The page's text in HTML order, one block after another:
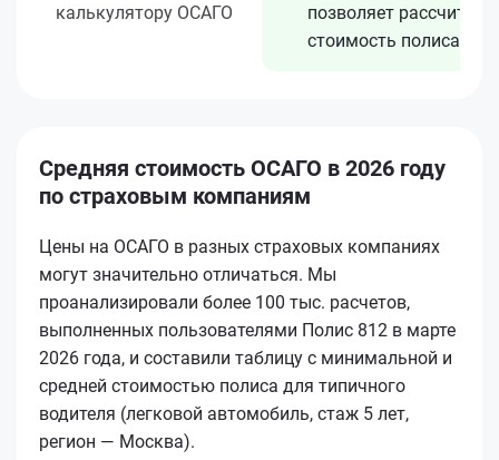
калькулятору ОСАГО
позволяет рассчитать
стоимость полиса
Средняя стоимость ОСАГО в 2026 году
по страховым компаниям
Цены на ОСАГО в разных страховых компаниях
могут значительно отличаться. Мы
проанализировали более 100 тыс. расчетов,
выполненных пользователями Полис 812 в марте
2026 года, и составили таблицу с минимальной и
средней стоимостью полиса для типичного
водителя (легковой автомобиль, стаж 5 лет,
регион — Москва).